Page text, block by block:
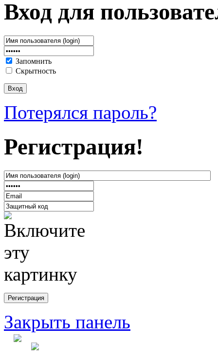
Вход для
Запомнить
Скрытность
Потерялся пароль?
Регистрация!
Закрыть панель